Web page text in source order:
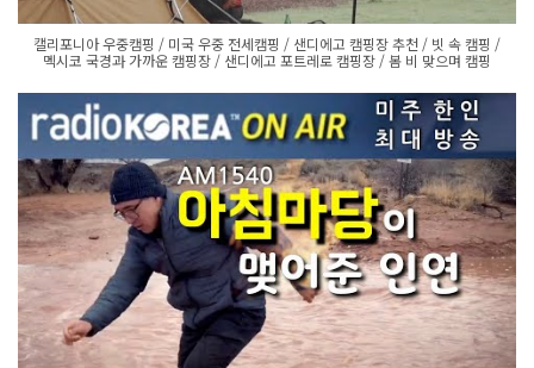
캘리포니아 우중캠핑 / 미국 우중 전세캠핑 / 샌디에고 캠핑장 추천 / 빗 속 캠핑 /
멕시코 국경과 가까운 캠핑장 / 샌디에고 포트레로 캠핑장 / 봄 비 맞으며 캠핑